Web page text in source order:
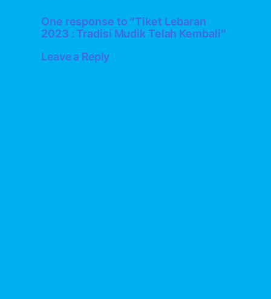
One response to “Tiket Lebaran
2023 : Tradisi Mudik Telah Kembali”
Leave a Reply